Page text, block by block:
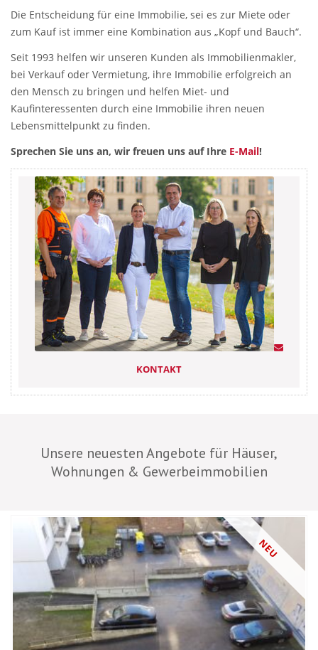
Die Entscheidung für eine Immobilie, sei es zur Miete oder
zum Kauf ist immer eine Kombination aus „Kopf und Bauch“.
Seit 1993 helfen wir unseren Kunden als Immobilienmakler,
bei Verkauf oder Vermietung, ihre Immobilie erfolgreich an
den Mensch zu bringen und helfen Miet- und
Kaufinteressenten durch eine Immobilie ihren neuen
Lebensmittelpunkt zu finden.
Sprechen Sie uns an, wir freuen uns auf Ihre E-Mail!
KONTAKT
Unsere neuesten Angebote für Häuser,
Wohnungen & Gewerbeimmobilien
NEU